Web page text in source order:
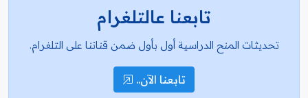
تابعنا عالتلغرام
تحديثات المنح الدراسية أول بأول ضمن قناتنا على التلغرام.
تابعنا الآن..